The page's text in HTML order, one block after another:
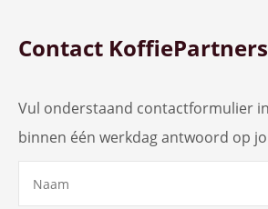
Contact KoffiePartners
Vul onderstaand contactformulier
binnen één werkdag antwoord op